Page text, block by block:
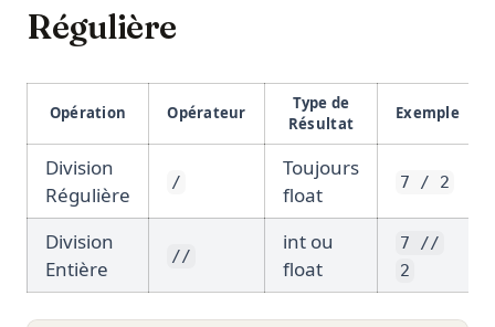
Régulière
Opération Opérateur
Type de
Résultat
Exemple
Division
Régulière
/
Toujours
float
7 / 2
Division
Entière
//
int ou
float
7 //
2